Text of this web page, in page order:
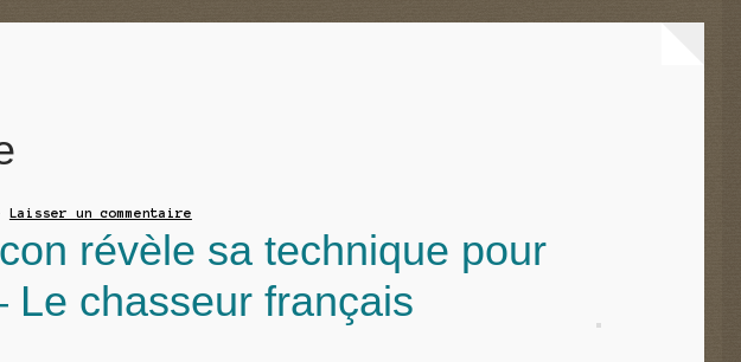
Laisser un commentaire
révèle sa technique pour
Le chasseur français